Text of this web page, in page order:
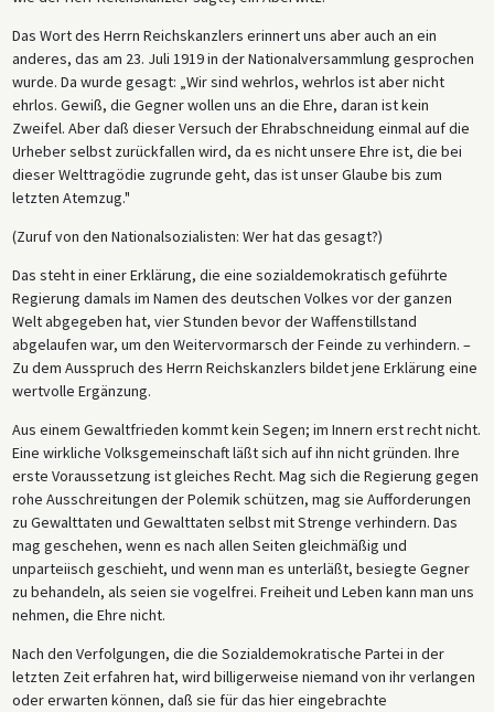
Das Wort des Herrn Reichskanzlers erinnert uns aber auch an ein
anderes, das am 23. Juli 1919 in der Nationalversammlung gesprochen
wurde. Da wurde gesagt: „Wir sind wehrlos, wehrlos ist aber nicht
ehrlos. Gewiß, die Gegner wollen uns an die Ehre, daran ist kein
Zweifel. Aber daß dieser Versuch der Ehrabschneidung einmal auf die
Urheber selbst zurückfallen wird, da es nicht unsere Ehre ist, die bei
dieser Welttragödie zugrunde geht, das ist unser Glaube bis zum
letzten Atemzug."
(Zuruf von den Nationalsozialisten: Wer hat das gesagt?)
Das steht in einer Erklärung, die eine sozialdemokratisch geführte
Regierung damals im Namen des deutschen Volkes vor der ganzen
Welt abgegeben hat, vier Stunden bevor der Waffenstillstand
abgelaufen war, um den Weitervormarsch der Feinde zu verhindern. –
Zu dem Ausspruch des Herrn Reichskanzlers bildet jene Erklärung eine
wertvolle Ergänzung.
Aus einem Gewaltfrieden kommt kein Segen; im Innern erst recht nicht.
Eine wirkliche Volksgemeinschaft läßt sich auf ihn nicht gründen. Ihre
erste Voraussetzung ist gleiches Recht. Mag sich die Regierung gegen
rohe Ausschreitungen der Polemik schützen, mag sie Aufforderungen
zu Gewalttaten und Gewalttaten selbst mit Strenge verhindern. Das
mag geschehen, wenn es nach allen Seiten gleichmäßig und
unparteiisch geschieht, und wenn man es unterläßt, besiegte Gegner
zu behandeln, als seien sie vogelfrei. Freiheit und Leben kann man uns
nehmen, die Ehre nicht.
Nach den Verfolgungen, die die Sozialdemokratische Partei in der
letzten Zeit erfahren hat, wird billigerweise niemand von ihr verlangen
oder erwarten können, daß sie für das hier eingebrachte